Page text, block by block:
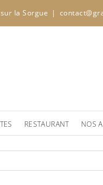
la Sorgue |
RESTAURANT NOS